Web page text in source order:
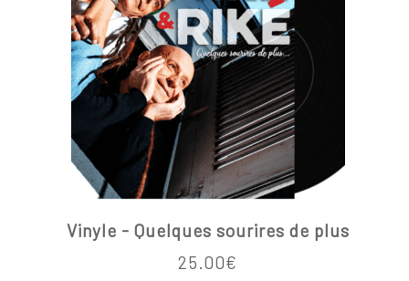
Vinyle - Quelques sourires de plus
25.00€